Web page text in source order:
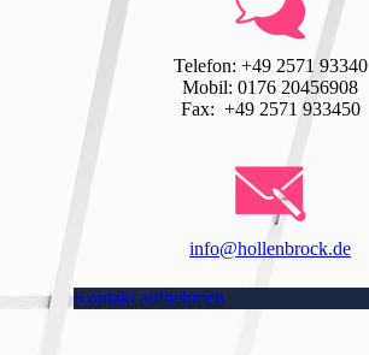
Telefon: +49 2571 93340
Mobil: 0176 20456908
Fax: +49 2571 933450
info@hollenbrock.de
Kontakt aufnehmen